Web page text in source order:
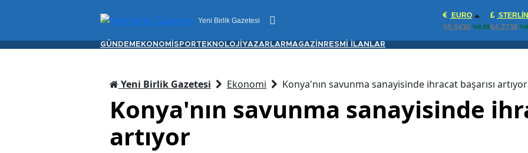
Yeni Birlik Gazetesi
EURO
55,0430 %0.05
STERLIN
64,2738
GÜNDEM EKONOMİ SPORTEKNOLOJİ YAZARLAR MAGAZİN RESMİ İLANLAR
Yeni Birlik Gazetesi Ekonomi Konya'nın savunma sanayisinde ihracat başarısı artıyor
Konya'nın savunma sanayisinde
artıyor